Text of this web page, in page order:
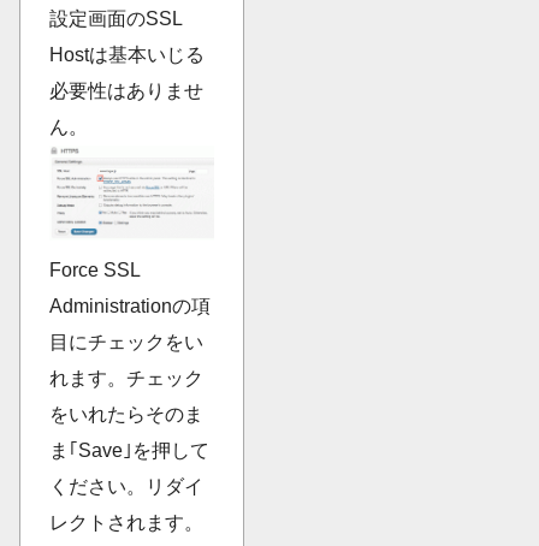
設定画面のSSL
Hostは基本いじる
必要性はありませ
ん。
Force SSL
Administrationの項
目にチェックをい
れます。チェック
をいれたらそのま
ま｢Save｣を押して
ください。リダイ
レクトされます。